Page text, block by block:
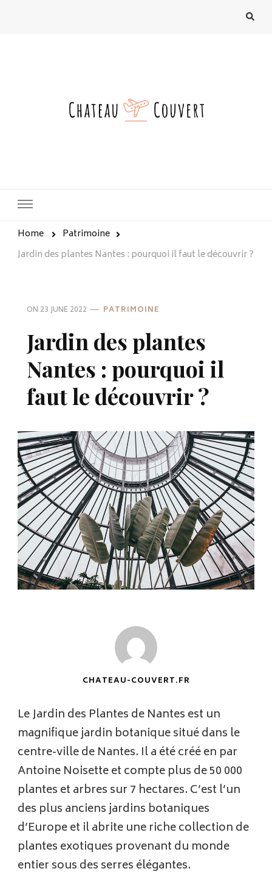
Home
Patrimoine
Jardin des plantes Nantes : pourquoi il faut le découvrir ?
ON 23 JUNE 2022 PATRIMOINE
Jardin des plantes
Nantes : pourquoi il
faut le découvrir ?
CHATEAU-COUVERT.FR
Le Jardin des Plantes de Nantes est un
magnifique jardin botanique situé dans le
centre-ville de Nantes. Il a été créé en par
Antoine Noisette et compte plus de 50 000
plantes et arbres sur 7 hectares. C’est l’un
des plus anciens jardins botaniques
d’Europe et il abrite une riche collection de
plantes exotiques provenant du monde
entier sous des serres élégantes.